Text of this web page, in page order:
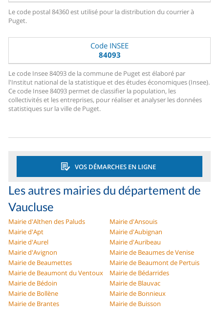
Le code postal 84360 est utilisé pour la distribution du courrier à
Puget.
Code INSEE
84093
Le code Insee 84093 de la commune de Puget est élaboré par
l'Institut national de la statistique et des études économiques (Insee).
Ce code Insee 84093 permet de classifier la population, les
collectivités et les entreprises, pour réaliser et analyser les données
statistiques sur la ville de Puget.
VOS DÉMARCHES EN LIGNE
Les autres mairies du département de
Vaucluse
Mairie d'Althen des Paluds
Mairie d'Ansouis
Mairie d'Apt
Mairie d'Aubignan
Mairie d'Aurel
Mairie d'Auribeau
Mairie d'Avignon
Mairie de Beaumes de Venise
Mairie de Beaumettes
Mairie de Beaumont de Pertuis
Mairie de Beaumont du Ventoux
Mairie de Bédarrides
Mairie de Bédoin
Mairie de Blauvac
Mairie de Bollène
Mairie de Bonnieux
Mairie de Brantes
Mairie de Buisson